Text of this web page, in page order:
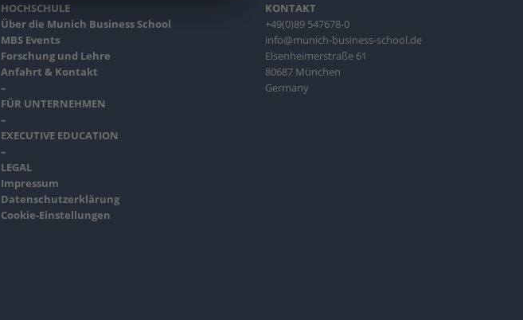
HOCHSCHULE
Über die Munich Business School
MBS Events
Forschung und Lehre
Anfahrt & Kontakt
–
FÜR UNTERNEHMEN
–
EXECUTIVE EDUCATION
–
LEGAL
Impressum
Datenschutzerklärung
Cookie-Einstellungen
KONTAKT
+49(0)89 547678-0
info@munich-business-school.de
Elsenheimerstraße 61
80687 München
Germany